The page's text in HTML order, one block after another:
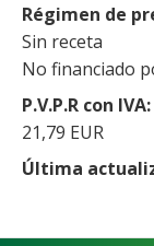
Régimen de
Sin receta
No financiado
P.V.P.R con IVA
21,79 EUR
Última